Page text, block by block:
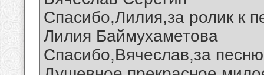
Спасибо,Лилия,за ролик к
Лилия Баймухаметова
Спасибо,Вячеслав,за